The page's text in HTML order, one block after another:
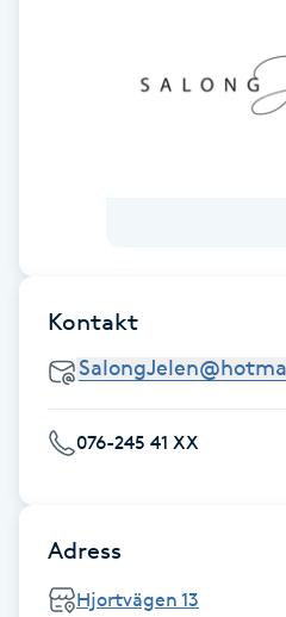
Färgning
Föning
Gelenaglar
Kontakt
076-245 41 XX
Adress
Hjortvägen 13